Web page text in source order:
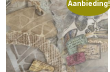
Aanbieding!